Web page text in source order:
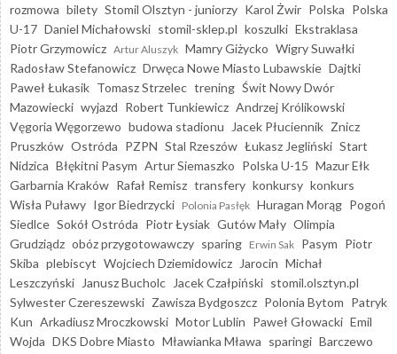
rozmowa bilety Stomil Olsztyn - juniorzy Karol Żwir Polska Polska
U-17 Daniel Michałowski stomil-sklep.pl koszulki Ekstraklasa
Piotr Grzymowicz Artur Aluszyk Mamry Giżycko Wigry Suwałki
Radosław Stefanowicz Drwęca Nowe Miasto Lubawskie Dajtki
Paweł Łukasik Tomasz Strzelec trening Świt Nowy Dwór
Mazowiecki wyjazd Robert Tunkiewicz Andrzej Królikowski
Vęgoria Węgorzewo budowa stadionu Jacek Płuciennik Znicz
Pruszków Ostróda PZPN Stal Rzeszów Łukasz Jegliński Start
Nidzica Błękitni Pasym Artur Siemaszko Polska U-15 Mazur Ełk
Garbarnia Kraków Rafał Remisz transfery konkursy konkurs
Wisła Puławy Igor Biedrzycki Polonia Pasłęk Huragan Morąg Pogoń
Siedlce Sokół Ostróda Piotr Łysiak Gutów Mały Olimpia
Grudziądz obóz przygotowawczy sparing Erwin Sak Pasym Piotr
Skiba plebiscyt Wojciech Dziemidowicz Jarocin Michał
Leszczyński
Janusz Bucholc Jacek Czałpiński stomil.olsztyn.pl
Sylwester Czereszewski Zawisza Bydgoszcz Polonia Bytom Patryk
Kun Arkadiusz Mroczkowski Motor Lublin Paweł Głowacki Emil
Wojda DKS Dobre Miasto Mławianka Mława sparingi Barczewo